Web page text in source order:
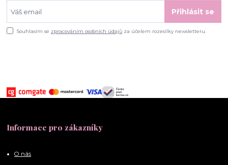
Přihlásit se
Souhlasím se zpracováním osobních údajů za účelem rozesílky newsletteru.
Informace pro zákazníky
O nás